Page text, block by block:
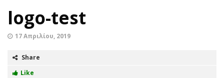
logo-test
17 Απριλίου, 2019
Share
Like